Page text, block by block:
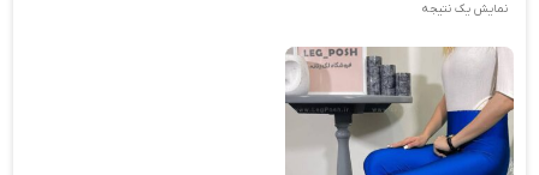
نمایش یک نتیجه